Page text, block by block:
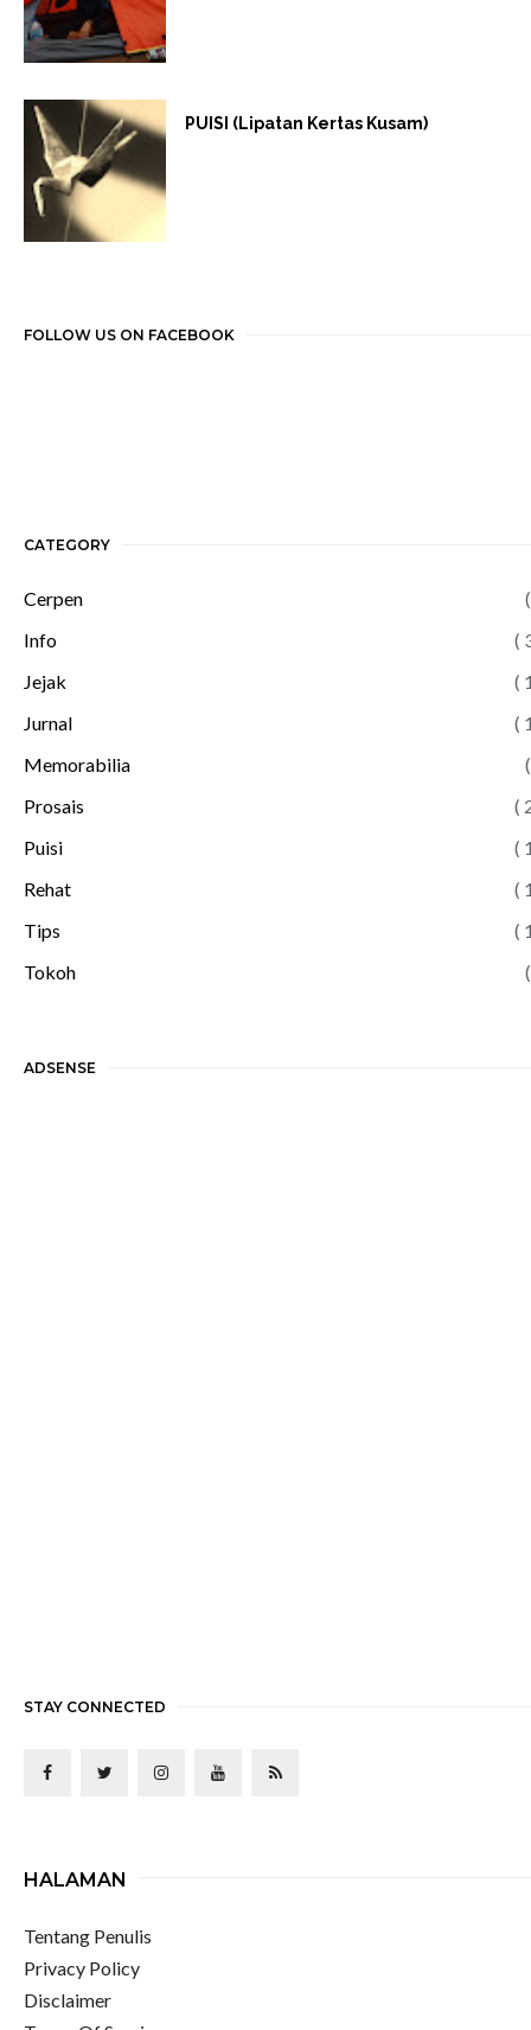
PUISI (Lipatan Kertas Kusam)
FOLLOW US ON FACEBOOK
CATEGORY
Cerpen
Info
(
Jejak
(
Jurnal
(
Memorabilia
Prosais
(
Puisi
(
Rehat
(
Tips
(
Tokoh
ADSENSE
STAY CONNECTED
HALAMAN
Tentang Penulis
Privacy Policy
Disclaimer